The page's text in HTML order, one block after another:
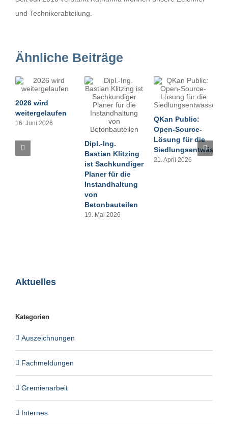
und Technikerabteilung.
Ähnliche Beiträge
2026 wird
weitergelaufen
16. Juni 2026
Dipl.-Ing.
Bastian Klitzing
ist Sachkundiger
Planer für die
Instandhaltung
von
Betonbauteilen
19. Mai 2026
QKan Public:
Open-Source-
Lösung für die
21. April 2026
Aktuelles
Kategorien
Auszeichnungen
Fachmeldungen
Gremienarbeit
Internes